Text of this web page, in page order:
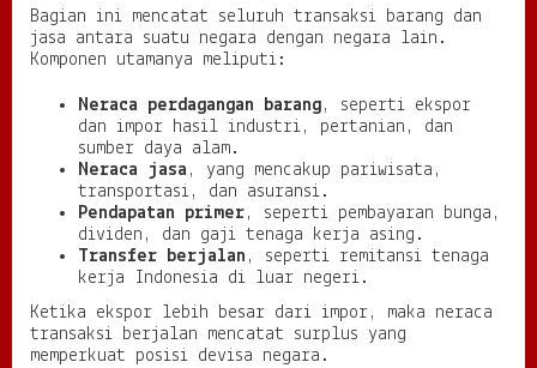
Bagian ini mencatat seluruh transaksi barang dan
jasa antara suatu negara dengan negara lain.
Komponen utamanya meliputi:
Neraca perdagangan barang, seperti ekspor
dan impor hasil industri, pertanian, dan
sumber daya alam.
Neraca jasa , yang mencakup pariwisata,
transportasi, dan asuransi.
Pendapatan primer, seperti pembayaran bunga,
dividen, dan gaji tenaga kerja asing.
Transfer berjalan , seperti remitansi tenaga
kerja Indonesia di luar negeri.
Ketika ekspor lebih besar dari impor, maka neraca
transaksi berjalan mencatat surplus yang
memperkuat posisi devisa negara.